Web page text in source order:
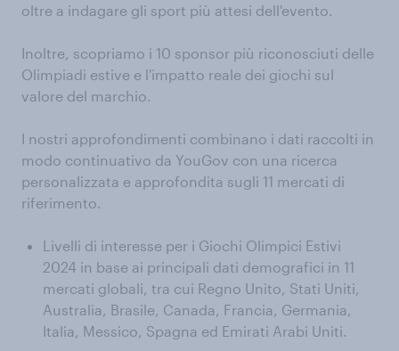
oltre a indagare gli sport più attesi dell'evento.
Inoltre, scopriamo i 10 sponsor più riconosciuti delle
Olimpiadi estive e l'impatto reale dei giochi sul
valore del marchio.
I nostri approfondimenti combinano i dati raccolti in
modo continuativo da YouGov con una ricerca
personalizzata e approfondita sugli 11 mercati di
riferimento.
Livelli di interesse per i Giochi Olimpici Estivi
2024 in base ai principali dati demografici in 11
mercati globali, tra cui Regno Unito, Stati Uniti,
Australia, Brasile, Canada, Francia, Germania,
Italia, Messico, Spagna ed Emirati Arabi Uniti.